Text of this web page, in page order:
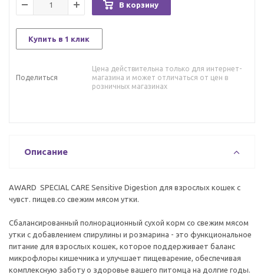
В корзину
Купить в 1 клик
Поделиться
Цена действительна только для интернет-
магазина и может отличаться от цен в
розничных магазинах
Описание
AWARD SPECIAL CARE Sensitive Digestion для взрослых кошек с
чувст. пищев.со свежим мясом утки.
Сбалансированный полнорационный сухой корм со свежим мясом
утки с добавлением спирулины и розмарина - это функциональное
питание для взрослых кошек, которое поддерживает баланс
микрофлоры кишечника и улучшает пищеварение, обеспечивая
комплексную заботу о здоровье вашего питомца на долгие годы.